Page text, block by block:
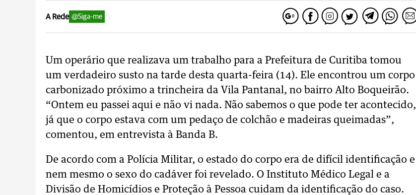
A Rede @Siga-me
Um operário que realizava um trabalho para a Prefeitura de Curitiba tomou
um verdadeiro susto na tarde desta quarta-feira (14). Ele encontrou um corpo
carbonizado próximo a trincheira da Vila Pantanal, no bairro Alto Boqueirão.
“Ontem eu passei aqui e não vi nada. Não sabemos o que pode ter acontecido,
já que o corpo estava com um pedaço de colchão e madeiras queimadas”,
comentou, em entrevista à Banda B.
De acordo com a Polícia Militar, o estado do corpo era de difícil identificação e
nem mesmo o sexo do cadáver foi revelado. O Instituto Médico Legal e a
Divisão de Homicídios e Proteção à Pessoa cuidam da identificação do caso.